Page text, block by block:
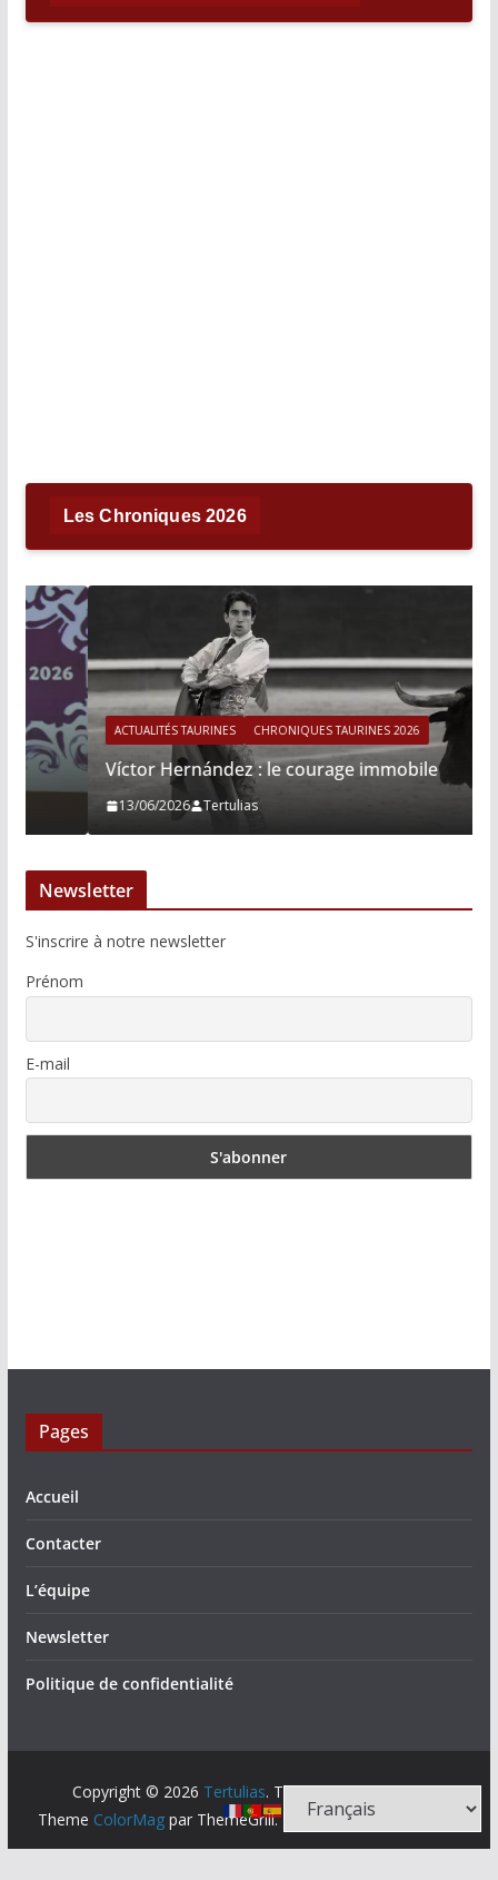
Les Chroniques 2026
ACTUALITÉS TAURINES CHRONIQUES TAURINES 2026
Víctor Hernández : le courage immobile
13/06/2026 Tertulias
Newsletter
S'inscrire à notre newsletter
Prénom
E-mail
Pages
Accueil
Contacter
L’équipe
Newsletter
Politique de confidentialité
Copyright © 2026 Tertulias. Tous droits réservés.
Theme ColorMagpar ThemeGrill. Propulsé par